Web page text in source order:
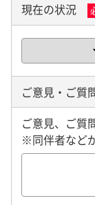
現在の状況
ご意見・ご質
ご意見、ご質
※同伴者など